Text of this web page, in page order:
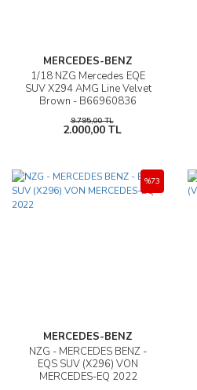
MERCEDES-BENZ
1/18 NZG Mercedes EQE
SUV X294 AMG Line Velvet
Brown - B66960836
9.795,00 TL
2.000,00 TL
MERCEDES-BENZ
NZG - MERCEDES BENZ -
EQS SUV (X296) VON
MERCEDES-EQ 2022
%73